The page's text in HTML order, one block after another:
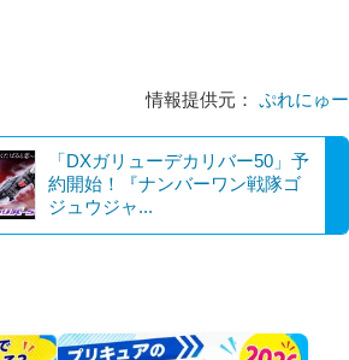
情報提供元： ぷれにゅー
「DXガリューデカリバー50」予
約開始！『ナンバーワン戦隊ゴ
ジュウジャ...